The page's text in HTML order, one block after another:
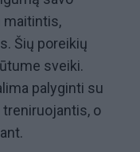
maitintis,
Šių poreikių
sveiki.
palyginti su
o